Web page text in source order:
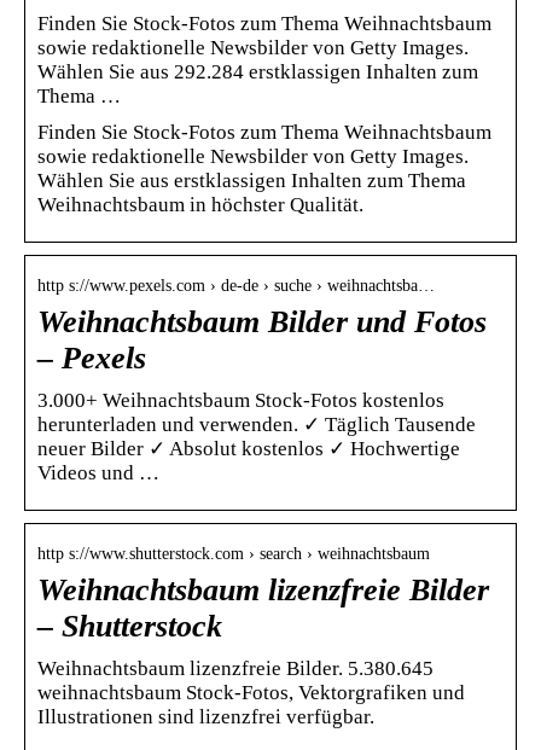
Finden Sie Stock-Fotos zum Thema Weihnachtsbaum
sowie redaktionelle Newsbilder von Getty Images.
Wählen Sie aus 292.284 erstklassigen Inhalten zum
Thema …
Finden Sie Stock-Fotos zum Thema Weihnachtsbaum
sowie redaktionelle Newsbilder von Getty Images.
Wählen Sie aus erstklassigen Inhalten zum Thema
Weihnachtsbaum in höchster Qualität.
http s://www.pexels.com › de-de › suche › weihnachtsba…
Weihnachtsbaum Bilder und Fotos
– Pexels
3.000+ Weihnachtsbaum Stock-Fotos kostenlos
herunterladen und verwenden. ✓ Täglich Tausende
neuer Bilder ✓ Absolut kostenlos ✓ Hochwertige
Videos und …
http s://www.shutterstock.com › search › weihnachtsbaum
Weihnachtsbaum lizenzfreie Bilder
– Shutterstock
Weihnachtsbaum lizenzfreie Bilder. 5.380.645
weihnachtsbaum Stock-Fotos, Vektorgrafiken und
Illustrationen sind lizenzfrei verfügbar.